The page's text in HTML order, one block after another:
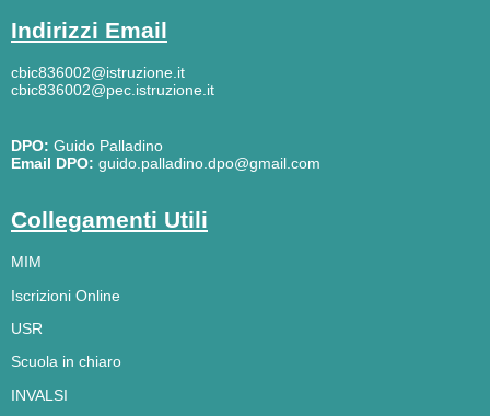
Indirizzi Email
cbic836002@istruzione.it
cbic836002@pec.istruzione.it
DPO: Guido Palladino
Email DPO: guido.palladino.dpo@gmail.com
Collegamenti Utili
MIM
Iscrizioni Online
USR
Scuola in chiaro
INVALSI